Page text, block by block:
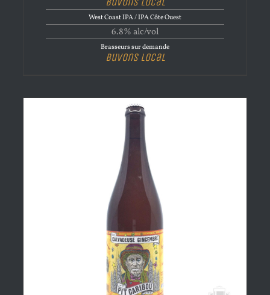
West Coast IPA / IPA Côte Ouest
6.8% alc/vol
Brasseurs sur demande
Buvons Local